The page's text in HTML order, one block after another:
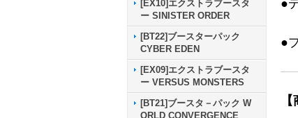
[EX10]エクストラブースタ
ー SINISTER ORDER
[BT22]ブースターパック
CYBER EDEN
[EX09]エクストラブースタ
ー VERSUS MONSTERS
[BT21]ブースタ－パック W
ORLD CONVERGENCE
●
●